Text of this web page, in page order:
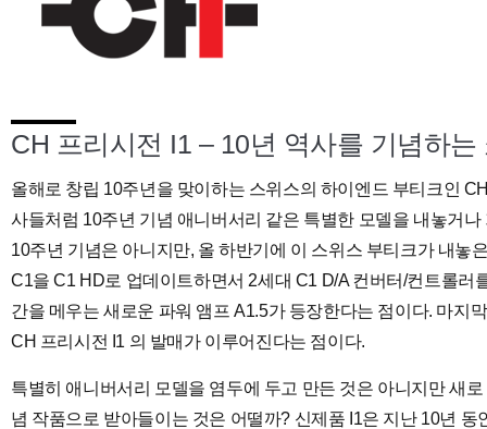
CH 프리시전 I1 – 10년 역사를 기념하는
올해로 창립 10주년을 맞이하는 스위스의 하이엔드 부티크인
사들처럼 10주년 기념 애니버서리 같은 특별한 모델을 내놓거
10주년 기념은 아니지만, 올 하반기에 이 스위스 부티크가 내놓
C1을 C1 HD로 업데이트하면서 2세대 C1 D/A 컨버터/컨트롤러
간을 메우는 새로운 파워 앰프 A1.5가 등장한다는 점이다. 마지
CH 프리시전 I1 의 발매가 이루어진다는 점이다.
특별히 애니버서리 모델을 염두에 두고 만든 것은 아니지만 새
념 작품으로 받아들이는 것은 어떨까? 신제품 I1은 지난 10년